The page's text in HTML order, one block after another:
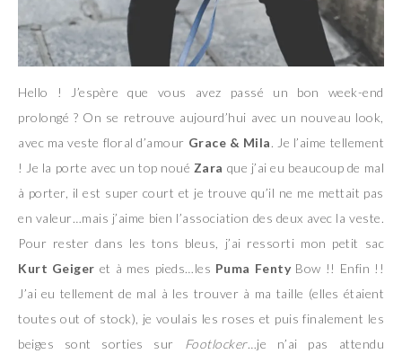
Hello ! J’espère que vous avez passé un bon week-end
prolongé ? On se retrouve aujourd’hui avec un nouveau look,
avec ma veste floral d’amour Grace & Mila. Je l’aime tellement
! Je la porte avec un top noué Zara que j’ai eu beaucoup de mal
à porter, il est super court et je trouve qu’il ne me mettait pas
en valeur…mais j’aime bien l’association des deux avec la veste.
Pour rester dans les tons bleus, j’ai ressorti mon petit sac
Kurt Geiger et à mes pieds…les Puma FentyBow !! Enfin !!
J’ai eu tellement de mal à les trouver à ma taille (elles étaient
toutes out of stock), je voulais les roses et puis finalement les
beiges sont sorties sur Footlocker…je n’ai pas attendu